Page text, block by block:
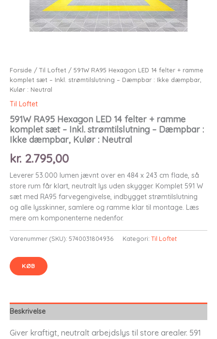
Forside /Til Loftet / 591W RA95 Hexagon LED 14 felter + ramme
komplet sæt – Inkl. strømtilslutning – Dæmpbar : Ikke dæmpbar,
Kulør : Neutral
Til Loftet
591W RA95 Hexagon LED 14 felter + ramme
komplet sæt – Inkl. strømtilslutning – Dæmpbar :
Ikke dæmpbar, Kulør : Neutral
kr. 2.795,00
Leverer 53.000 lumen jævnt over en 484 x 243 cm flade, så
store rum får klart, neutralt lys uden skygger. Komplet 591 W
sæt med RA95 farvegengivelse, indbygget strømtilslutning
og alle lysskinner, samlere og ramme klar til montage. Læs
mere om komponenterne nedenfor.
Varenummer (SKU): 5740031804936 Kategori: Til Loftet
KØB
Beskrivelse
Giver kraftigt, neutralt arbejdslys til store arealer. 591